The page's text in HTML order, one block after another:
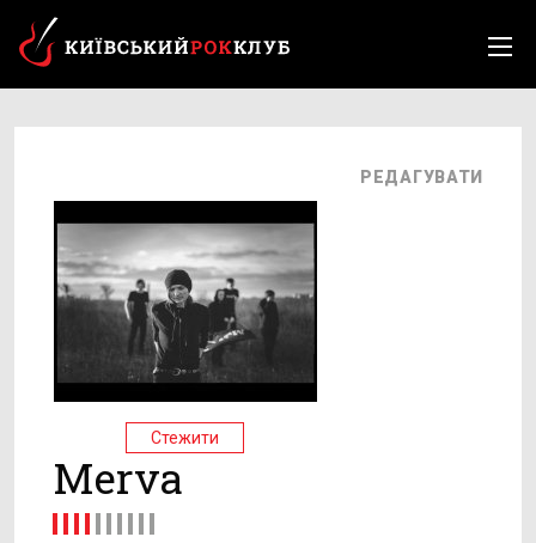
РЕДАГУВАТИ
Стежити
Merva